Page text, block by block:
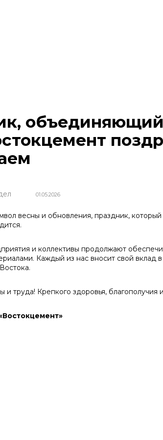
объединяющий
01.05.2026
весны и обновления, праздник, который
и коллективы продолжают
Каждый из нас вносит свой вклад
и труда! Крепкого здоровья,